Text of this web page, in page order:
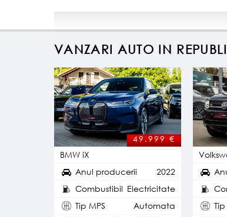
VANZARI AUTO IN
49.999 €
BMW iX
Anul producerii
2022
Combustibil Electricitate
Tip MPS
Automata
Tip